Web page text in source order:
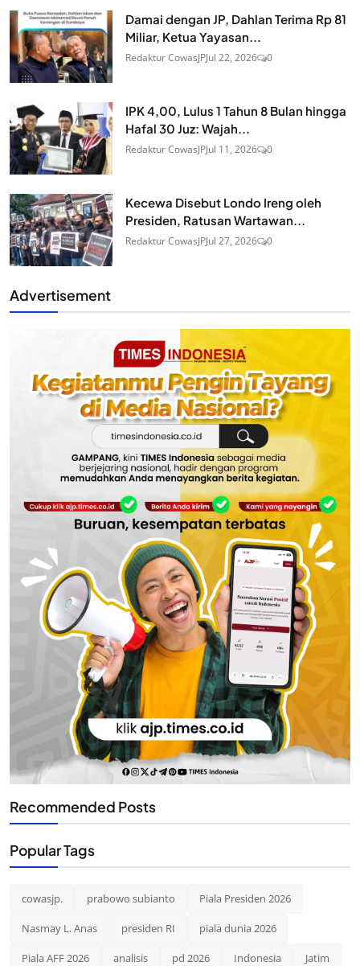
Damai dengan JP, Dahlan Terima Rp 81
Miliar, Ketua Yayasan...
Redaktur CowasJPJul 22, 2026 0
IPK 4,00, Lulus 1 Tahun 8 Bulan hingga
Hafal 30 Juz: Wajah...
Redaktur CowasJPJul 11, 2026 0
Kecewa Disebut Londo Ireng oleh
Presiden, Ratusan Wartawan...
Redaktur CowasJPJul 27, 2026 0
Advertisement
Recommended Posts
Popular Tags
cowasjp. prabowo subianto Piala Presiden 2026
Nasmay L. Anas presiden RI piala dunia 2026
Piala AFF 2026 analisis pd 2026 Indonesia Jatim